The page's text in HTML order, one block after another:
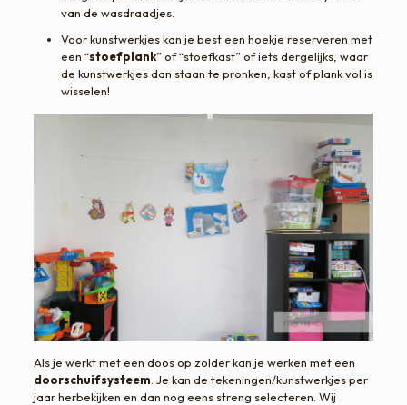
van de wasdraadjes.
Voor kunstwerkjes kan je best een hoekje reserveren met
een “stoefplank” of “stoefkast” of iets dergelijks, waar
de kunstwerkjes dan staan te pronken, kast of plank vol is
wisselen!
Als je werkt met een doos op zolder kan je werken met een
doorschuifsysteem . Je kan de tekeningen/kunstwerkjes per
jaar herbekijken en dan nog eens streng selecteren. Wij